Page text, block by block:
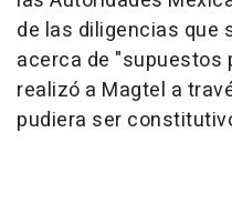
de las diligencias que
acerca de "supuestos
realizó a Magtel a
pudiera ser